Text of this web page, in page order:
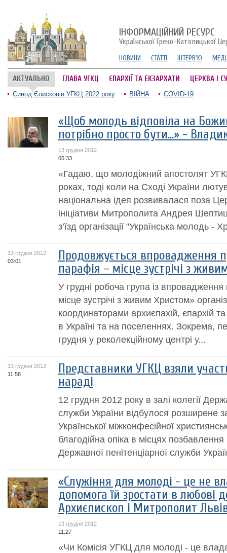
ІНФОРМАЦІЙНИЙ РЕСУРС
Української Греко-Католицької
НОВИНИ СТАТТІ ІНТЕРВ'Ю
АКТУАЛЬНО ГЛАВА УГКЦ ЄПАРХІЇ ТА ЕКЗАРХАТИ ЦЕРКВА І
Синод Єпископів УГКЦ 2022 року ВІЙНА COVID-19
«Щоб молодь відповіла на
потрібно просто бути…» -
13 грудня 2012
05:33
«Гадаю, що молодіжний апостолят
роках, тоді коли на Сході України
національна ідея розвивалася поза
ініціативи Митрополита Андрея
з’їзд організації "Українська молодь -
13 грудня 2012
03:01
Продовжується впровадження
парафія – місце зустрічі з
У грудні робоча група із
місце зустрічі з живим Христом»
координаторами архиєпахій, єпархій
в Україні та на поселеннях. Зокрема,
грудня у реколекційному центрі у...
13 грудня 2012
11:58
Представники УГКЦ взяли
нараді
12 грудня 2012 року в залі колегії
служби України відбулося розширене
Української міжконфесійної
благодійна опіка в місцях
Державної пенітенціарної служби
«Служіння для молоді - це не
допомога їй зростати в любові
Архиєпископ і Митрополит
13 грудня 2012
11:27
«Чи Комісія УГКЦ для молоді - це